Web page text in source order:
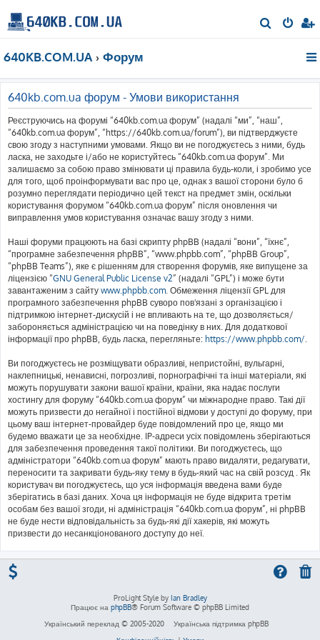
о
640KB.COM.UA Форум
640kb.com.ua форум - Умови використання
Реєструючись на форумі “640kb.com.ua форум” (надалі “ми”, “наш”,
“640kb.com.ua форум”, “https://640kb.com.ua/forum”), ви підтверджуєте
свою згоду з наступними умовами. Якщо ви не погоджуєтесь з ними, будь
ласка, не заходьте і/або не користуйтесь “640kb.com.ua форум”. Ми
залишаємо за собою право змінювати ці правила будь-коли, і зробимо усе
для того, щоб проінформувати вас про це, однак з вашої сторони було б
розумно переглядати періодично цей текст на предмет змін, оскільки
користування форумом “640kb.com.ua форум” після оновлення чи
виправлення умов користування означає вашу згоду з ними.
Наші форуми працюють на базі скрипту phpBB (надалі “вони”, “їхнє”,
“програмне забезпечення phpBB”, “www.phpbb.com”, “phpBB Group”,
“phpBB Teams”), яке є рішенням для створення форумів, яке випущене за
ліцензією “GNU General Public License v2” (надалі “GPL”) і може бути
завантаженим з сайту www.phpbb.com. Обмеження ліцензії GPL для
програмного забезпечення phpBB суворо пов'язані з організацією і
підтримкою інтернет-дискусій і не впливають на те, що дозволяється/
забороняється адміністрацією чи на поведінку в них. Для додаткової
інформації про phpBB, будь ласка, перегляньте: https://www.phpbb.com/.
Ви погоджуєтесь не розміщувати образливі, непристойні, вульгарні,
наклепницькі, ненависні, погрозливі, порнографічні та інші матеріали, які
можуть порушувати закони вашої країни, країни, яка надає послуги
хостингу для форуму “640kb.com.ua форум” чи міжнародне право. Такі дії
можуть призвести до негайної і постійної відмови у доступі до форуму, при
цьому ваш інтернет-провайдер буде повідомлений про це, якщо ми
будемо вважати це за необхідне. IP-адреси усіх повідомлень зберігаються
для забезпечення проведення такої політики. Ви погоджуєтесь, що
адміністратори “640kb.com.ua форум” мають право видаляти, редагувати,
переносити та закривати будь-яку тему в будь-який час на свій розсуд . Як
користувач ви погоджуєтесь, що уся інформація введена вами буде
зберігатись в базі даних. Хоча ця інформація не буде відкрита третім
особам без вашої згоди, ні адміністрація “640kb.com.ua форум”, ні phpBB
не буде нести відповідальність за будь-які дії хакерів, які можуть
призвести до несанкціонованого доступу до неї.
ProLight Style by Ian Bradley
Працює на phpBB® Forum Software © phpBB Limited
Український переклад © 2005-2020
Українська підтримка phpBB